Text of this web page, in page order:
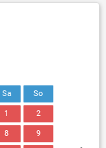
Sa So
1 2
8 9